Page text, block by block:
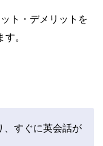
ト・デメリットを
。
、すぐに英会話が